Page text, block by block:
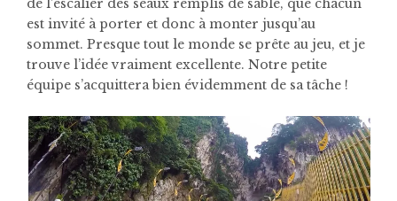
de l’escalier des seaux remplis de sable, que chacun
est invité à porter et donc à monter jusqu’au
sommet. Presque tout le monde se prête au jeu, et je
trouve l’idée vraiment excellente. Notre petite
équipe s’acquittera bien évidemment de sa tâche !